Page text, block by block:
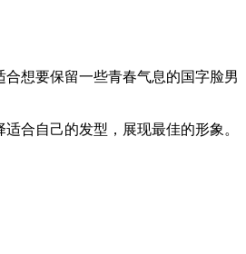
想要保留一些青春气息的国字脸男
合自己的发型，展现最佳的形象。